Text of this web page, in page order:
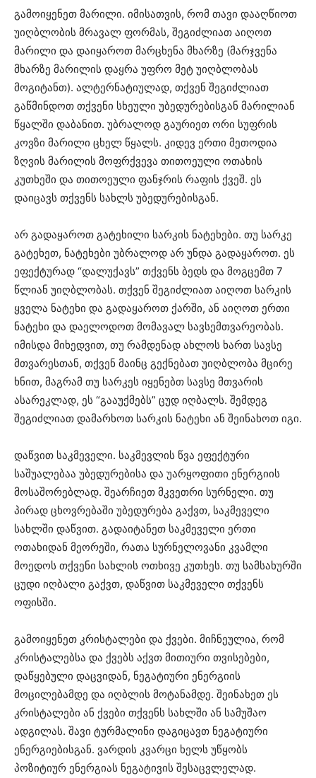
გამოიყენეთ მარილი. იმისათვის, რომ თავი დააღწიოთ
უიღბლობის მრავალ ფორმას, შეგიძლიათ აიღოთ
მარილი და დაიყაროთ მარცხენა მხარზე (მარჯვენა
მხარზე მარილის დაყრა უფრო მეტ უიღბლობას
მოგიტანთ). ალტერნატიულად, თქვენ შეგიძლიათ
გაწმინდოთ თქვენი სხეული უბედურებისგან მარილიან
წყალში დაბანით. უბრალოდ გაურიეთ ორი სუფრის
კოვზი მარილი ცხელ წყალს. კიდევ ერთი მეთოდია
ზღვის მარილის მოფრქვევა თითოეული ოთახის
კუთხეში და თითოეული ფანჯრის რაფის ქვეშ. ეს
დაიცავს თქვენს სახლს უბედურებისგან.
არ გადაყაროთ გატეხილი სარკის ნატეხები. თუ სარკე
გატეხეთ, ნატეხები უბრალოდ არ უნდა გადაყაროთ. ეს
ეფექტურად “დალუქავს” თქვენს ბედს და მოგცემთ 7
წლიან უიღბლობას. თქვენ შეგიძლიათ აიღოთ სარკის
ყველა ნატეხი და გადაყაროთ ქარში, ან აიღოთ ერთი
ნატეხი და დაელოდოთ მომავალ სავსემთვარეობას.
იმისდა მიხედვით, თუ რამდენად ახლოს ხართ სავსე
მთვარესთან, თქვენ მაინც გექნებათ უიღბლობა მცირე
ხნით, მაგრამ თუ სარკეს იყენებთ სავსე მთვარის
ასარეკლად, ეს “გააუქმებს” ცუდ იღბალს. შემდეგ
შეგიძლიათ დამარხოთ სარკის ნატეხი ან შეინახოთ იგი.
დაწვით საკმეველი. საკმევლის წვა ეფექტური
საშუალებაა უბედურებისა და უარყოფითი ენერგიის
მოსაშორებლად. შეარჩიეთ მკვეთრი სურნელი. თუ
პირად ცხოვრებაში უბედურება გაქვთ, საკმეველი
სახლში დაწვით. გადაიტანეთ საკმეველი ერთი
ოთახიდან მეორეში, რათა სურნელოვანი კვამლი
მოედოს თქვენი სახლის ოთხივე კუთხეს. თუ სამსახურში
ცუდი იღბალი გაქვთ, დაწვით საკმეველი თქვენს
ოფისში.
გამოიყენეთ კრისტალები და ქვები. მიჩნეულია, რომ
კრისტალებსა და ქვებს აქვთ მითიური თვისებები,
დაწყებული დაცვიდან, ნეგატიური ენერგიის
მოცილებამდე და იღბლის მოტანამდე. შეინახეთ ეს
კრისტალები ან ქვები თქვენს სახლში ან სამუშაო
ადგილას. შავი ტურმალინი დაგიცავთ ნეგატიური
ენერგიებისგან. ვარდის კვარცი ხელს უწყობს
პოზიტიურ ენერგიას ნეგატივის შესაცვლელად.